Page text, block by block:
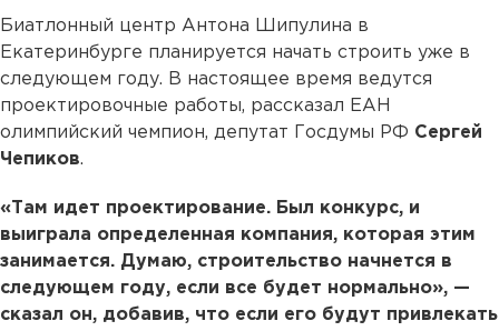
Биатлонный центр Антона Шипулина в
Екатеринбурге планируется начать строить уже в
следующем году. В настоящее время ведутся
проектировочные работы, рассказал ЕАН
олимпийский чемпион, депутат Госдумы РФ Сергей
Чепиков.
«Там идет проектирование. Был конкурс, и
выиграла определенная компания, которая этим
занимается. Думаю, строительство начнется в
следующем году, если все будет нормально», —
сказал он, добавив, что если его будут привлекать